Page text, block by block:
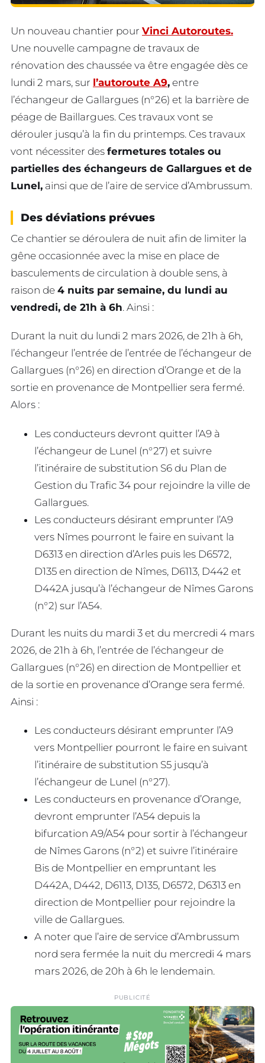
Un nouveau chantier pour Vinci Autoroutes.
Une nouvelle campagne de travaux de
rénovation des chaussée va être engagée dès ce
lundi 2 mars, sur l’autoroute A9, entre
l’échangeur de Gallargues (n°26) et la barrière de
péage de Baillargues. Ces travaux vont se
dérouler jusqu’à la fin du printemps. Ces travaux
vont nécessiter des fermetures totales ou
partielles des échangeurs de Gallargues et de
Lunel, ainsi que de l’aire de service d’Ambrussum.
Des déviations prévues
Ce chantier se déroulera de nuit afin de limiter la
gêne occasionnée avec la mise en place de
basculements de circulation à double sens, à
raison de 4 nuits par semaine, du lundi au
vendredi, de 21h à 6h. Ainsi :
Durant la nuit du lundi 2 mars 2026, de 21h à 6h,
l’échangeur l’entrée de l’entrée de l’échangeur de
Gallargues (n°26) en direction d’Orange et de la
sortie en provenance de Montpellier sera fermé.
Alors :
Les conducteurs devront quitter l’A9 à
l’échangeur de Lunel (n°27) et suivre
l’itinéraire de substitution S6 du Plan de
Gestion du Trafic 34 pour rejoindre la ville de
Gallargues.
Les conducteurs désirant emprunter l’A9
vers Nîmes pourront le faire en suivant la
D6313 en direction d’Arles puis les D6572,
D135 en direction de Nîmes, D6113, D442 et
D442A jusqu’à l’échangeur de Nîmes Garons
(n°2) sur l’A54.
Durant les nuits du mardi 3 et du mercredi 4 mars
2026, de 21h à 6h, l’entrée de l’échangeur de
Gallargues (n°26) en direction de Montpellier et
de la sortie en provenance d’Orange sera fermé.
Ainsi :
Les conducteurs désirant emprunter l’A9
vers Montpellier pourront le faire en suivant
l’itinéraire de substitution S5 jusqu’à
l’échangeur de Lunel (n°27).
Les conducteurs en provenance d’Orange,
devront emprunter l’A54 depuis la
bifurcation A9/A54 pour sortir à l’échangeur
de Nîmes Garons (n°2) et suivre l’itinéraire
Bis de Montpellier en empruntant les
D442A, D442, D6113, D135, D6572, D6313 en
direction de Montpellier pour rejoindre la
ville de Gallargues.
A noter que l’aire de service d’Ambrussum
nord sera fermée la nuit du mercredi 4 mars
mars 2026, de 20h à 6h le lendemain.
PUBLICITÉ